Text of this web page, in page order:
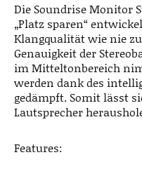
Die Soundrise Monitor
„Platz sparen“
Klangqualität wie nie
Genauigkeit der
im Mitteltonbereich
werden dank des
gedämpft. Somit lässt
Lautsprecher
Features: